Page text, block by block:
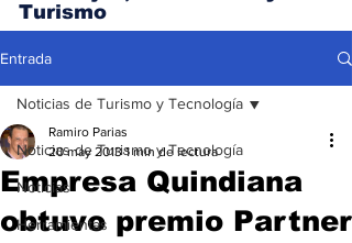
Turismo
Entrada
Noticias de Turismo y Tecnología
Noticias
Herramientas
Noticias de Turismo y Tecnología
Empresa Quindiana
obtuvo premio Partner
Ramiro Parias
20 may 2013 1 min de lectura